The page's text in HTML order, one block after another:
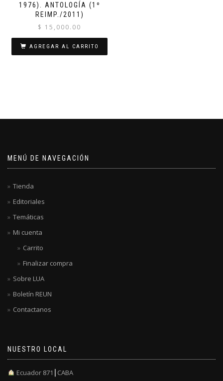
1976). ANTOLOGÍA (1º
REIMP./2011)
$ 15,000.00
AGREGAR AL CARRITO
MENÚ DE NAVEGACIÓN
Tienda
Editoriales
Temáticas
Mi cuenta
Carrito
Finalizar compra
Sobre LUA
Boletín REUN
Contactanos
NUESTRO LOCAL
Ecuador 871┃CABA